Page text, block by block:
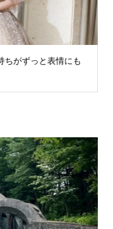
ドレスを借りて本当